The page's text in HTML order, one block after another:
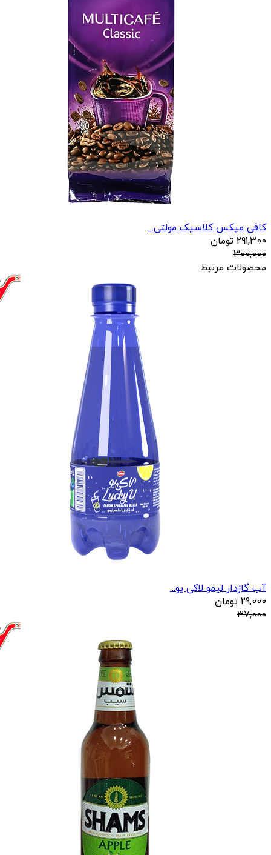
کافی میکس کلاسیک مولتی...
291,300 تومان
300,000
محصولات مرتبط
آب گازدار لیمو لاکی یو...
29,000 تومان
37,000